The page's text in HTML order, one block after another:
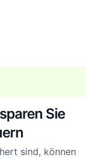
Sie
sind, können